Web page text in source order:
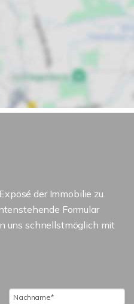
der Immobilie zu.
Formular
uns schnellstmöglich mit